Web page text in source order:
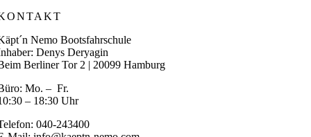
Nemo Bootsfahrschule
Denys Deryagin
Berliner Tor 2 | 20099 Hamburg
Mo. – Fr.
– 18:30 Uhr
040-243400